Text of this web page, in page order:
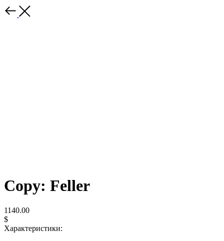
Copy: Feller
1140.00
$
Характеристики: